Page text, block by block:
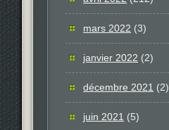
mars 2022 (3)
janvier 2022 (2)
décembre 2021 (2)
juin 2021 (5)